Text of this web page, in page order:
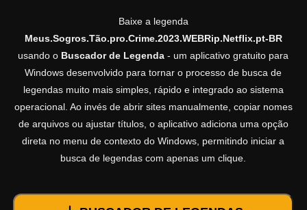
Baixe a legenda
Meus.Sogros.Tão.pro.Crime.2023.WEBRip.Netflix.pt-BR
usando o Buscador de Legenda - um aplicativo gratuito para
Windows desenvolvido para tornar o processo de busca de
legendas muito mais simples, rápido e integrado ao sistema
operacional. Ao invés de abrir sites manualmente, copiar nomes
de arquivos ou ajustar títulos, o aplicativo adiciona uma opção
direta no menu de contexto do Windows, permitindo iniciar a
busca de legendas com apenas um clique.